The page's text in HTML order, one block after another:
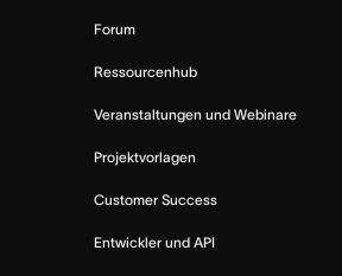
Forum
Ressourcenhub
Veranstaltungen und Webinare
Projektvorlagen
Customer Success
Entwickler und API